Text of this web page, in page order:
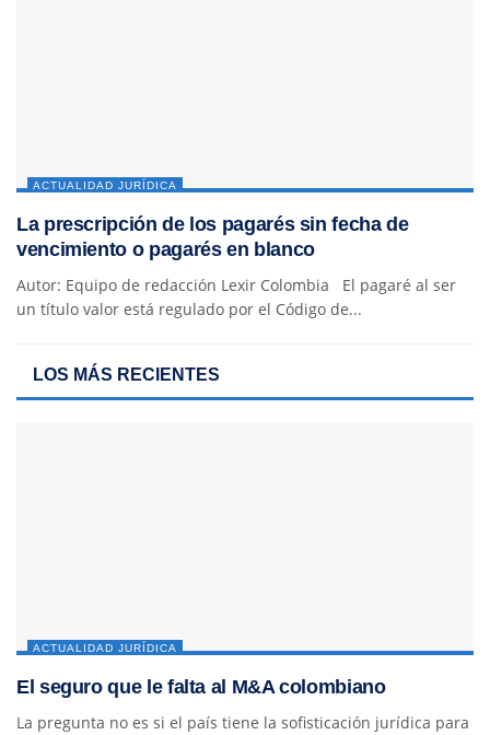
ACTUALIDAD JURÍDICA
La prescripción de los pagarés sin fecha de
vencimiento o pagarés en blanco
Autor: Equipo de redacción Lexir Colombia El pagaré al ser
un título valor está regulado por el Código de...
LOS MÁS RECIENTES
ACTUALIDAD JURÍDICA
El seguro que le falta al M&A colombiano
La pregunta no es si el país tiene la sofisticación jurídica para